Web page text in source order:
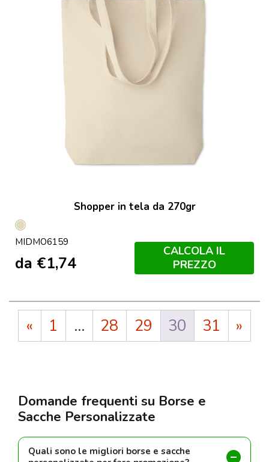
Shopper in tela da 270gr
Beige
MIDMO6159
da €1,74
CALCOLA IL
PREZZO
« 1 … 28 29 30 31 »
Domande frequenti su Borse e
Sacche Personalizzate
Quali sono le migliori borse e sacche